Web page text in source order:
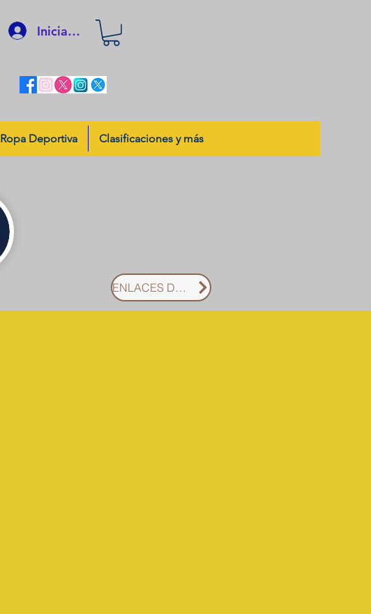
Iniciar sesión
Ropa Deportiva Clasificaciones y más
ENLACES DE ENTRADAS